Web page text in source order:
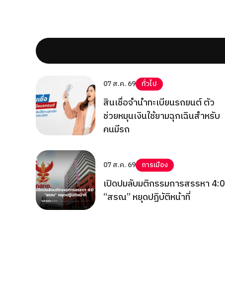
07 ส.ค. 69 ทั่วไป
สินเชื่อจำนำทะเบียนรถยนต์ ตัว
ช่วยหมุนเงินใช้ยามฉุกเฉินสำหรับ
คนมีรถ
07 ส.ค. 69 การเมือง
เปิดปมลับมติกรรมการสรรหา 4:0
“สรณ” หยุดปฏิบัติหน้าที่